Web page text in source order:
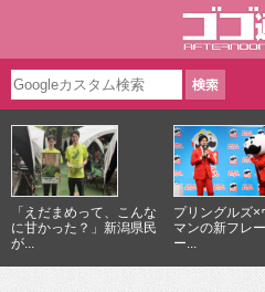
「えだまめって、こんな
に甘かった？」新潟県民
が...
プリングルズ×
マンの新フレ
ー...